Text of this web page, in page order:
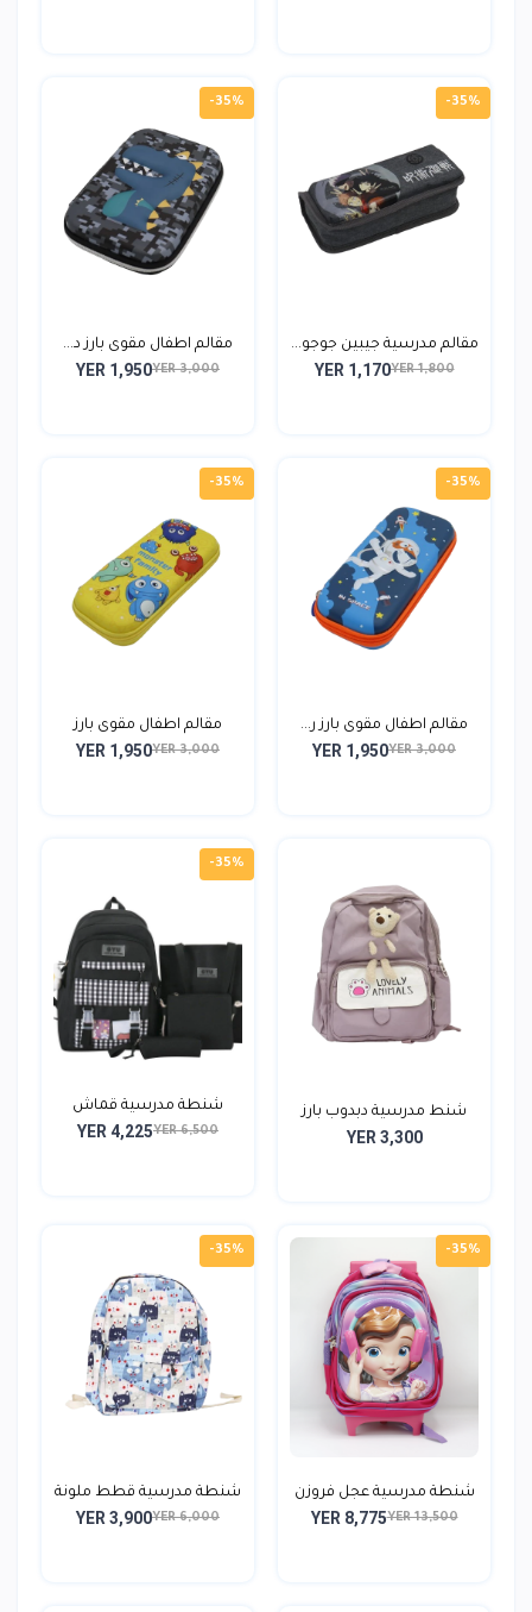
-35%
مقالم مدرسية جيبين جوجو...
YER 1,800
YER 1,170
-35%
مقالم اطفال مقوى بارز د...
YER 3,000
YER 1,950
-35%
مقالم اطفال مقوى بارز ر...
YER 3,000
YER 1,950
-35%
مقالم اطفال مقوى بارز
YER 3,000
YER 1,950
شنط مدرسية دبدوب بارز
YER 3,300
-35%
شنطة مدرسية قماش
طوفان...YER 6,500
YER 4,225
-35%
شنطة مدرسية عجل فروزن
ط...YER 13,500
YER 8,775
-35%
شنطة مدرسية قطط ملونة
YER 6,000
YER 3,900